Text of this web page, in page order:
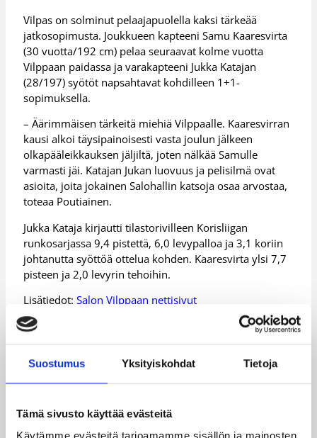
Suostumus Yksityiskohdat Tietoja
Tämä sivusto käyttää evästeitä
Vilpas on solminut pelaajapuolella kaksi tärkeää
jatkosopimusta. Joukkueen kapteeni Samu Kaaresvirta
(30 vuotta/192 cm) pelaa seuraavat kolme vuotta
Vilppaan paidassa ja varakapteeni Jukka Katajan
(28/197) syötöt napsahtavat kohdilleen 1+1-
sopimuksella.
– Äärimmäisen tärkeitä miehiä Vilppaalle. Kaaresvirran
kausi alkoi täysipainoisesti vasta joulun jälkeen
olkapääleikkauksen jäljiltä, joten nälkää Samulle
varmasti jäi. Katajan Jukan luovuus ja pelisilmä ovat
asioita, joita jokainen Salohallin katsoja osaa arvostaa,
toteaa Poutiainen.
Jukka Kataja kirjautti tilastorivilleen Korisliigan
runkosarjassa 9,4 pistettä, 6,0 levypalloa ja 3,1 koriin
johtanutta syöttöä ottelua kohden. Kaaresvirta ylsi 7,7
pisteen ja 2,0 levyrin tehoihin.
Lisätiedot:Salon Vilppaan nettisivut
Päivitetty30.03.2011
Henkilöt